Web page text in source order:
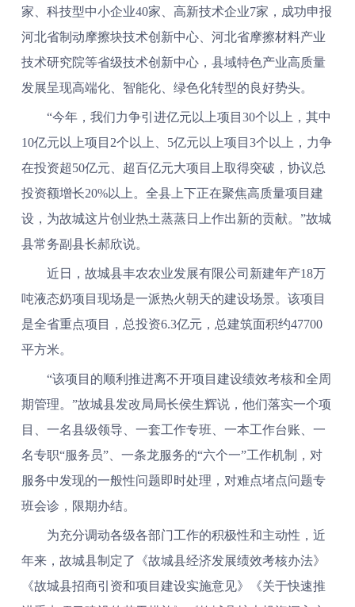
家、科技型中小企业40家、高新技术企业7家，成功申报
河北省制动摩擦块技术创新中心、河北省摩擦材料产业
技术研究院等省级技术创新中心，县域特色产业高质量
发展呈现高端化、智能化、绿色化转型的良好势头。
“今年，我们力争引进亿元以上项目30个以上，其中
10亿元以上项目2个以上、5亿元以上项目3个以上，力争
在投资超50亿元、超百亿元大项目上取得突破，协议总
投资额增长20%以上。全县上下正在聚焦高质量项目建
设，为故城这片创业热土蒸蒸日上作出新的贡献。”故城
县常务副县长郝欣说。
近日，故城县丰农农业发展有限公司新建年产18万
吨液态奶项目现场是一派热火朝天的建设场景。该项目
是全省重点项目，总投资6.3亿元，总建筑面积约47700
平方米。
“该项目的顺利推进离不开项目建设绩效考核和全周
期管理。”故城县发改局局长侯生辉说，他们落实一个项
目、一名县级领导、一套工作专班、一本工作台账、一
名专职“服务员”、一条龙服务的“六个一”工作机制，对
服务中发现的一般性问题即时处理，对难点堵点问题专
班会诊，限期办结。
为充分调动各级各部门工作的积极性和主动性，近
年来，故城县制定了《故城县经济发展绩效考核办法》
《故城县招商引资和项目建设实施意见》《关于快速推